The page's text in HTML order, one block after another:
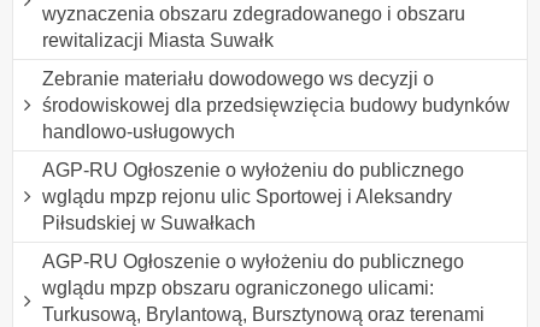
wyznaczenia obszaru zdegradowanego i obszaru
rewitalizacji Miasta Suwałk
Zebranie materiału dowodowego ws decyzji o
środowiskowej dla przedsięwzięcia budowy budynków
handlowo-usługowych
AGP-RU Ogłoszenie o wyłożeniu do publicznego
wglądu mpzp rejonu ulic Sportowej i Aleksandry
Piłsudskiej w Suwałkach
AGP-RU Ogłoszenie o wyłożeniu do publicznego
wglądu mpzp obszaru ograniczonego ulicami:
Turkusową, Brylantową, Bursztynową oraz terenami